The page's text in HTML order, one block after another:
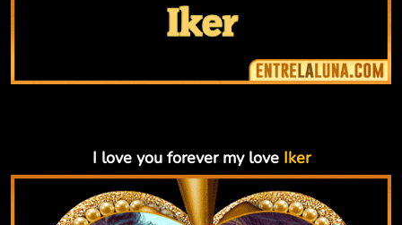
I love you forever my love Iker